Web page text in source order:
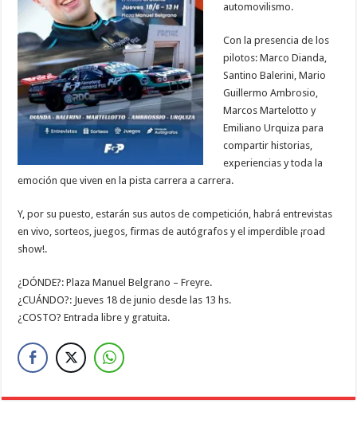
automovilismo.
Con la presencia de los
pilotos: Marco Dianda,
Santino Balerini, Mario
Guillermo Ambrosio,
Marcos Martelotto y
Emiliano Urquiza para
compartir historias,
experiencias y toda la
emoción que viven en la pista carrera a carrera.
Y, por su puesto, estarán sus autos de competición, habrá entrevistas
en vivo, sorteos, juegos, firmas de autógrafos y el imperdible ¡road
show!.
¿DÓNDE?: Plaza Manuel Belgrano – Freyre.
¿CUÁNDO?: Jueves 18 de junio desde las 13 hs.
¿COSTO? Entrada libre y gratuita.